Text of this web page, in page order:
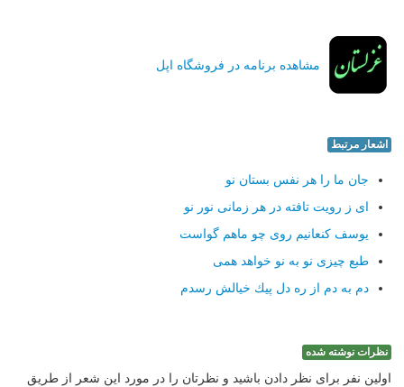
مشاهده برنامه در فروشگاه اپل
اشعار مرتبط
جان ما را هر نفس بستان نو
ای ز رویت تافته در هر زمانی نور نو
یوسف كنعانیم روی چو ماهم گواست
طبع چیزی نو به نو خواهد همی
دم به دم از ره دل پیك خیالش رسدم
نظرات نوشته شده
اولین نفر برای نظر دادن باشید و نظرتان را در مورد این شعر از طریق